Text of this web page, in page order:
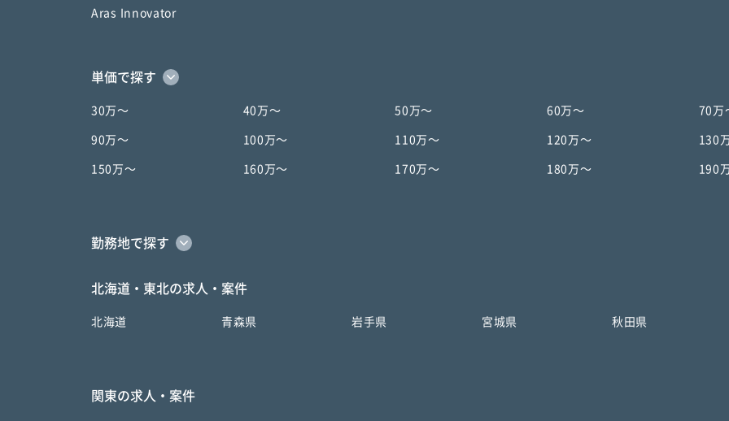
Aras Innovator
単価で探す
30万〜 40万〜 50万〜 60万〜 70万
90万〜 100万〜 110万〜 120万〜 130
150万〜 160万〜 170万〜 180万〜 190
勤務地で探す
北海道・東北の求人・案件
北海道 青森県 岩手県 宮城県 秋田県
関東の求人・案件